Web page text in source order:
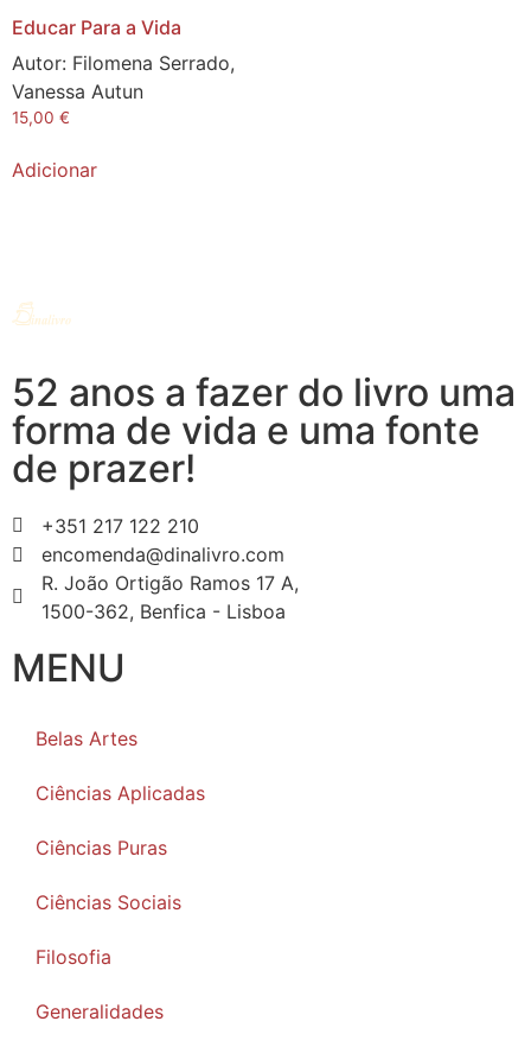
Educar Para a Vida
Autor: Filomena Serrado,
Vanessa Autun
15,00 €
Adicionar
52 anos a fazer do livro uma
forma de vida e uma fonte
de prazer!
+351 217 122 210
encomenda@dinalivro.com
R. João Ortigão Ramos 17 A,
1500-362, Benfica - Lisboa
MENU
Belas Artes
Ciências Aplicadas
Ciências Puras
Ciências Sociais
Filosofia
Generalidades